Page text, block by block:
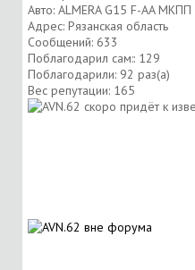
Авто: ALMERA G15 F-AA
Адрес: Рязанская область
Сообщений: 633
Поблагодарил сам:: 129
Поблагодарили: 92 раз(а)
Вес репутации: 165